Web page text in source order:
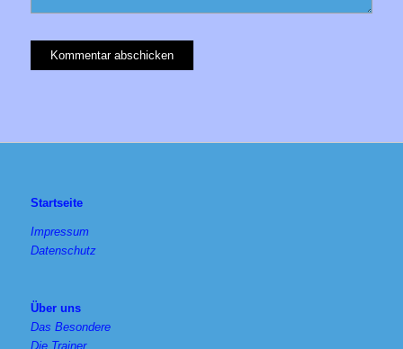
Startseite
Impressum
Datenschutz
Über uns
Das Besondere
Die Trainer